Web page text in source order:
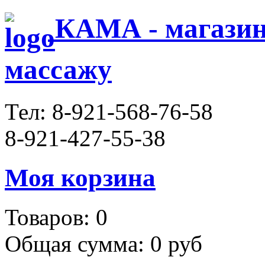
КАМА - магазин
массажу
Тел: 8-921-568-76-58
8-921-427-55-38
Моя корзина
Товаров: 0
Общая сумма: 0 руб